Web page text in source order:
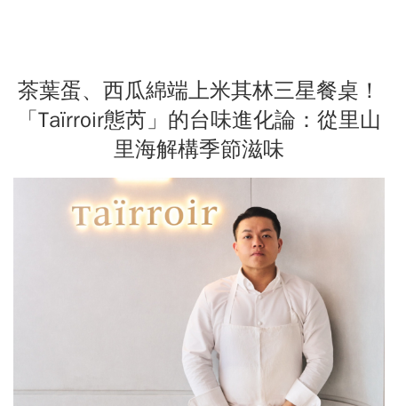
茶葉蛋、西瓜綿端上米其林三星餐桌！
「Taïrroir態芮」的台味進化論：從里山
里海解構季節滋味